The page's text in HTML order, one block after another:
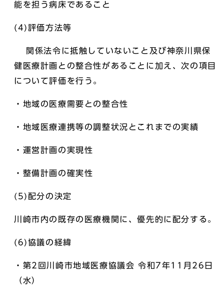
能を担う病床であること
(4)評価方法等
関係法令に抵触していないこと及び神奈川県保
健医療計画との整合性があることに加え、次の項目
について評価を行う。
・地域の医療需要との整合性
・地域医療連携等の調整状況とこれまでの実績
・運営計画の実現性
・整備計画の確実性
(5)配分の決定
川崎市内の既存の医療機関に、優先的に配分する。
(6)協議の経緯
・第2回川崎市地域医療協議会 令和7年11月26日
（水）